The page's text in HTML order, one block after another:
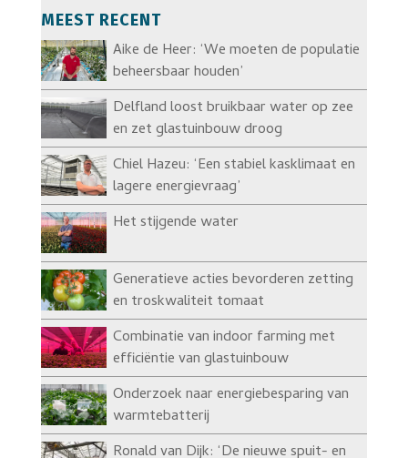
MEEST RECENT
Aike de Heer: ‘We moeten de populatie
beheersbaar houden’
Delfland loost bruikbaar water op zee
en zet glastuinbouw droog
Chiel Hazeu: ‘Een stabiel kasklimaat en
lagere energievraag’
Het stijgende water
Generatieve acties bevorderen zetting
en troskwaliteit tomaat
Combinatie van indoor farming met
efficiëntie van glastuinbouw
Onderzoek naar energiebesparing van
warmtebatterij
Ronald van Dijk: ‘De nieuwe spuit- en